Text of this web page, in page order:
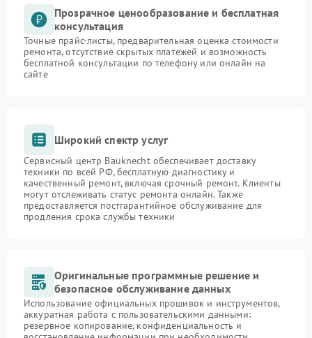
Прозрачное ценообразование и бесплатная
консультация
Точные прайс-листы, предварительная оценка стоимости
ремонта, отсутствие скрытых платежей и возможность
бесплатной консультации по телефону или онлайн на
сайте
Широкий спектр услуг
Сервисный центр Bauknecht обеспечивает доставку
техники по всей РФ, бесплатную диагностику и
качественный ремонт, включая срочный ремонт. Клиенты
могут отслеживать статус ремонта онлайн. Также
предоставляется постгарантийное обслуживание для
продления срока службы техники
Оригинальные программные решение и
безопасное обслуживание данных
Использование официальных прошивок и инструментов,
аккуратная работа с пользовательскими данными:
резервное копирование, конфиденциальность и